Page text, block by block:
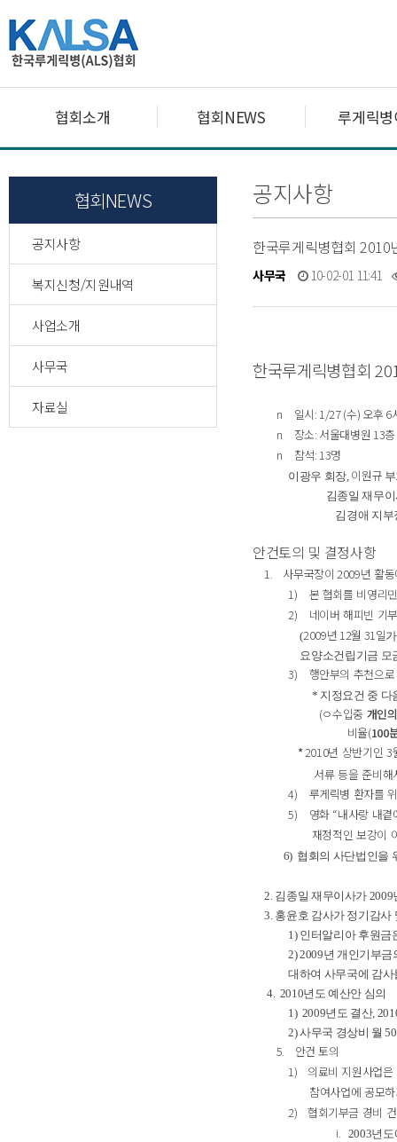
협회소개 협회NEWS 루게릭
협회NEWS
공지사항
복지신청/지원내역
사업소개
사무국
자료실
공지사항
한국루게릭병협회 2010
사무국 10-02-01 11:41
한국루게릭병협회
n 일시: 1/27 (수) 오후 6
n
장소: 서울대병원 13
n
참석: 13명
이광우 회장, 이원규
김종일 재무
김경애 지부
안건토의 및 결정사항
1. 사무국장이 2009년 활
1)
본 협회를 비영리
2)
네이버 해피빈 기
(2009년 12월 31일
요양소건립기금 모
3) 행안부의 추천으
* 지정요건 중 다
(ㅇ수입중 개인
비율(100
*2010년 상반기인 3
서류 등을 준비해서
4)
루게릭병 환자를
5)
영화 “내사랑 내곁
재정적인 보강이
6) 협회의 사단법인을
2. 김종일 재무이사가 2009
3. 홍윤호 감사가 정기감사
1) 인터알리아 후원금
2) 2009년 개인기부금
대하여 사무국에 감사
4. 2010년도 예산안 심의
1) 2009년도 결산,
2)사무국 경상비 월 50
5.
안건 토의
1)
의료비 지원사업
참여사업에 공모
2)
협회기부금 경비 건
i. 2003년도